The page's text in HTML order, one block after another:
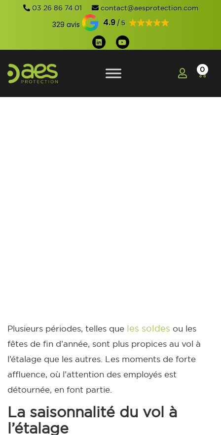
03 26 86 74 01 contact@aesprotection.com
329 avis 4.9
0
Plusieurs périodes, telles que les soldes ou les
fêtes de fin d’année, sont plus propices au vol à
l’étalage que les autres. Les moments de forte
affluence, où l’attention des employés est
détournée, en font partie.
La saisonnalité du vol à
l’étalage